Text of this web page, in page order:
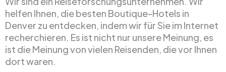
helfen Ihnen, die besten Boutique-Hotels in
Denver zu entdecken, indem wir für Sie im Internet
recherchieren. Es ist nicht nur unsere Meinung, es
ist die Meinung von vielen Reisenden, die vor Ihnen
dort waren.